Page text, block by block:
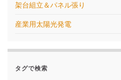
架台組立＆パネル張り
産業用太陽光発電
タグで検索